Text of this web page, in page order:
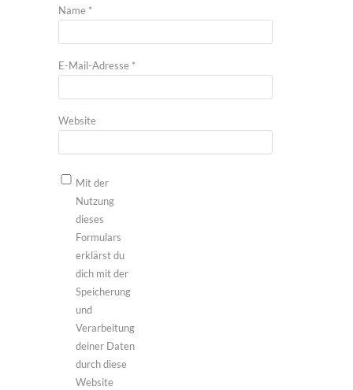
Name *
E-Mail-Adresse *
Website
Mit der
Nutzung
dieses
Formulars
erklärst du
dich mit der
Speicherung
und
Verarbeitung
deiner Daten
durch diese
Website